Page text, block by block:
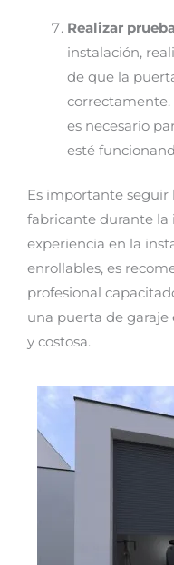
Realizar
instalación,
de que la
correctamente.
es necesario
esté
Es importante seguir
fabricante durante la
experiencia en la
enrollables, es
profesional
una puerta de garaje
y costosa.